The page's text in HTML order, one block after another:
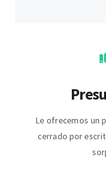
Le ofrecemos un
cerrado por